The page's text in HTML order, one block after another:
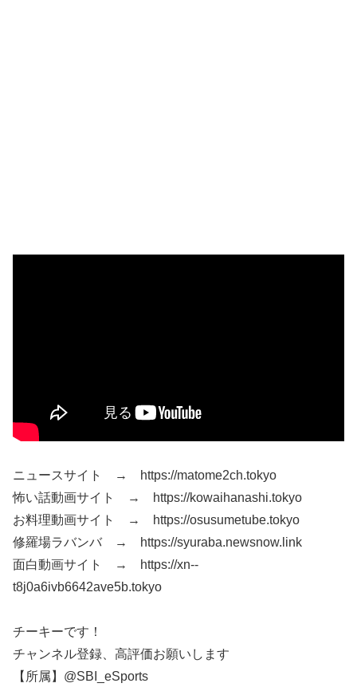
ニュースサイト → https://matome2ch.tokyo
怖い話動画サイト → https://kowaihanashi.tokyo
お料理動画サイト → https://osusumetube.tokyo
修羅場ラバンバ → https://syuraba.newsnow.link
面白動画サイト → https://xn--
t8j0a6ivb6642ave5b.tokyo
チーキーです！
チャンネル登録、高評価お願いします
【所属】@SBI_eSports